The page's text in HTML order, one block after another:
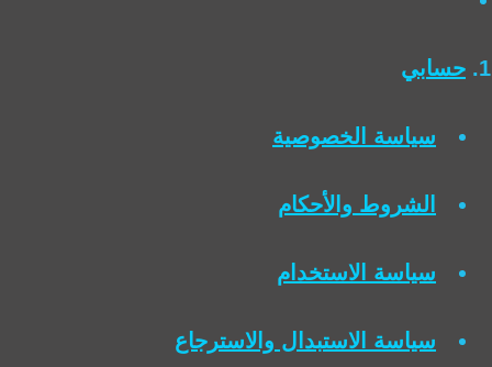
حسابي
سياسة الخصوصية
الشروط والأحكام
سياسة الاستخدام
سياسة الاستبدال والاسترجاع